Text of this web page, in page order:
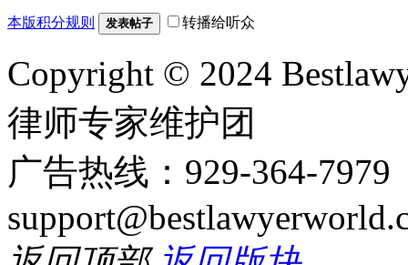
本版积分规则 发表帖子 转播给听众
Copyright © 2024
律师专家维护团
广告热线：929-364-